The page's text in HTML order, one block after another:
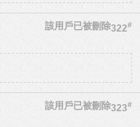
322#
該用戶已被刪除
323#
該用戶已被刪除